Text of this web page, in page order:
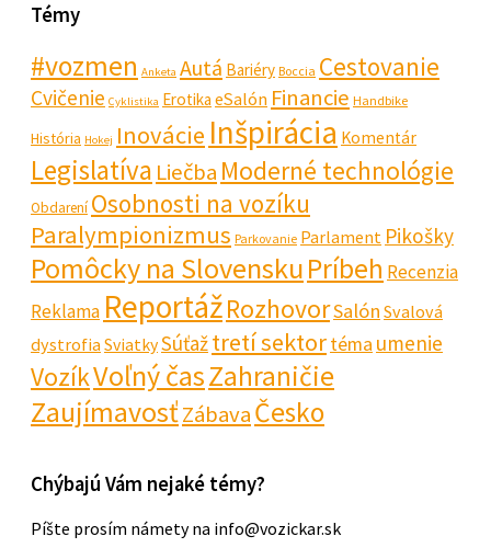
Témy
#vozmen Anketa Autá Bariéry Boccia Cestovanie
Cvičenie Cyklistika Erotika eSalón Financie Handbike
História Hokej Inovácie Inšpirácia Komentár
Legislatíva Liečba Moderné technológie
Obdarení Osobnosti na vozíku
Paralympionizmus Parkovanie Parlament Pikošky
Pomôcky na SlovenskuPríbeh Recenzia
Reklama ReportážRozhovorSalón Svalová
dystrofiaSviatkySúťažtretí sektortéma umenie
VozíkVoľný časZahraničie
ZaujímavosťZábavaČesko
Chýbajú Vám nejaké témy?
Píšte prosím námety na info@vozickar.sk